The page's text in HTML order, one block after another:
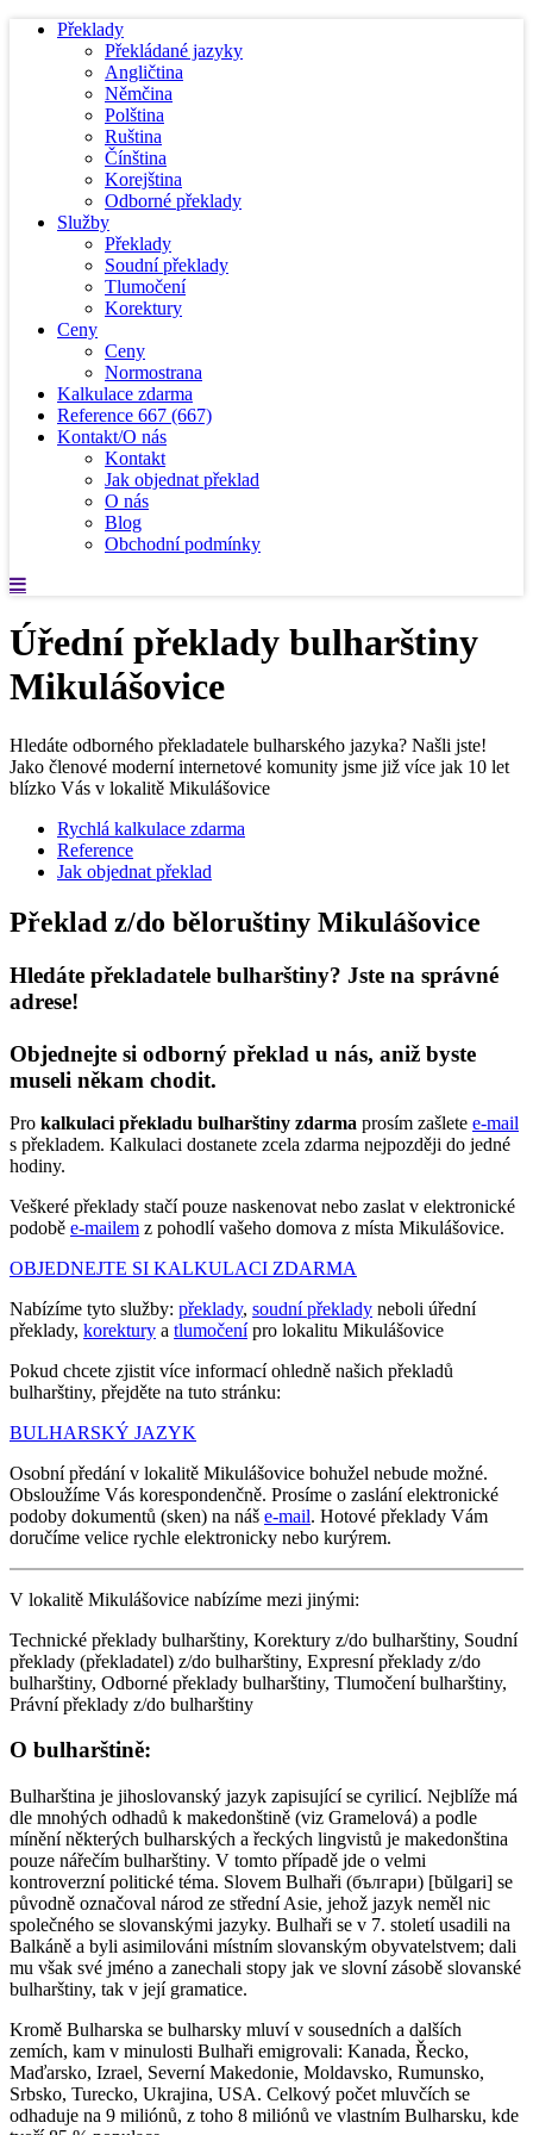
Překlady
Překládané jazyky
Angličtina
Němčina
Polština
Ruština
Čínština
Korejština
Odborné překlady
Služby
Překlady
Soudní překlady
Tlumočení
Korektury
Ceny
Ceny
Normostrana
Kalkulace zdarma
Reference 667 (667)
Kontakt/O nás
Kontakt
Jak objednat překlad
O nás
Blog
Obchodní podmínky
Úřední překlady bulharštiny
Mikulášovice
Hledáte odborného překladatele bulharského jazyka? Našli jste!
Jako členové moderní internetové komunity jsme již více jak 10 let
blízko Vás v lokalitě Mikulášovice
Rychlá kalkulace zdarma
Reference
Jak objednat překlad
Překlad z/do běloruštiny Mikulášovice
Hledáte překladatele bulharštiny? Jste na správné
adrese!
Objednejte si odborný překlad u nás, aniž byste
museli někam chodit.
Pro kalkulaci překladu bulharštiny zdarma prosím zašlete e-mail
s překladem. Kalkulaci dostanete zcela zdarma nejpozději do jedné
hodiny.
Veškeré překlady stačí pouze naskenovat nebo zaslat v elektronické
podobě e-mailem z pohodlí vašeho domova z místa Mikulášovice.
OBJEDNEJTE SI KALKULACI ZDARMA
Nabízíme tyto služby: překlady, soudní překlady neboli úřední
překlady, korektury a tlumočenípro lokalitu Mikulášovice
Pokud chcete zjistit více informací ohledně našich překladů
bulharštiny, přejděte na tuto stránku:
BULHARSKÝ JAZYK
Osobní předání v lokalitě Mikulášovice bohužel nebude možné.
Obsloužíme Vás korespondenčně. Prosíme o zaslání elektronické
podoby dokumentů (sken) na náš e-mail. Hotové překlady Vám
doručíme velice rychle elektronicky nebo kurýrem.
V lokalitě Mikulášovice nabízíme mezi jinými:
Technické překlady bulharštiny, Korektury z/do bulharštiny, Soudní
překlady (překladatel) z/do bulharštiny, Expresní překlady z/do
bulharštiny, Odborné překlady bulharštiny, Tlumočení bulharštiny,
Právní překlady z/do bulharštiny
O bulharštině:
Bulharština je jihoslovanský jazyk zapisující se cyrilicí. Nejblíže má
dle mnohých odhadů k makedonštině (viz Gramelová) a podle
mínění některých bulharských a řeckých lingvistů je makedonština
pouze nářečím bulharštiny. V tomto případě jde o velmi
kontroverzní politické téma. Slovem Bulhaři (българи) [bŭlgari] se
původně označoval národ ze střední Asie, jehož jazyk neměl nic
společného se slovanskými jazyky. Bulhaři se v 7. století usadili na
Balkáně a byli asimilováni místním slovanským obyvatelstvem; dali
mu však své jméno a zanechali stopy jak ve slovní zásobě slovanské
bulharštiny, tak v její gramatice.
Kromě Bulharska se bulharsky mluví v sousedních a dalších
zemích, kam v minulosti Bulhaři emigrovali: Kanada, Řecko,
Maďarsko, Izrael, Severní Makedonie, Moldavsko, Rumunsko,
Srbsko, Turecko, Ukrajina, USA. Celkový počet mluvčích se
odhaduje na 9 miliónů, z toho 8 miliónů ve vlastním Bulharsku, kde